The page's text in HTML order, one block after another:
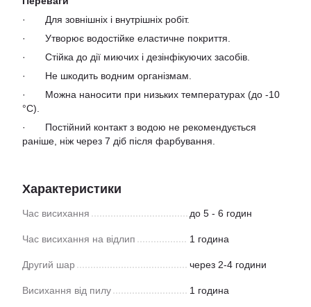
· Для зовнішніх і внутрішніх робіт.
· Утворює водостійке еластичне покриття.
· Стійка до дії миючих і дезінфікуючих засобів.
· Не шкодить водним організмам.
· Можна наносити при низьких температурах (до -10
°С).
· Постійний контакт з водою не рекомендується
раніше, ніж через 7 діб після фарбування.
Характеристики
Час висихання до 5 - 6 годин
Час висихання на відлип 1 година
Другий шар через 2-4 години
Висихання від пилу 1 година